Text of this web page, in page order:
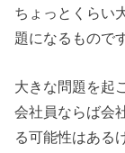
ちょっとくらい
題になるもので
大きな問題を起
会社員ならば会
る可能性はある